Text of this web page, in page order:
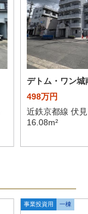
デトム・ワン城
498万円
近鉄京都線 伏
16.08m²
事業投資用 一棟